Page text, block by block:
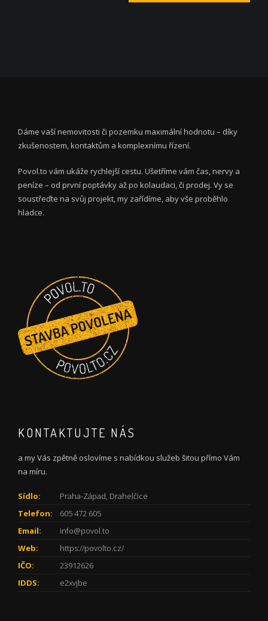
Dáme vaší nemovitosti či pozemku maximální hodnotu – díky
zkušenostem, kontaktům a komplexnímu řízení.
Povol.to vám ukáže rychlejší cestu. Ušetříme vám čas, nervy a
peníze – od první poptávky až po kolaudaci, či prodej. Vy se
soustřeďte na svůj projekt, my zařídíme, aby vše proběhlo
hladce.
KONTAKTUJTE NÁS
a my Vás zpětně oslovíme s nabídkou služeb šitou přímo Vám
na míru.
Sídlo:
Praha-Západ, Drahelčice
Telefon:
605 472 605
Email:
info@povol.to
Web:
https://povolto.cz/
IČO:
23912626
IDDS:
e2xvjbe